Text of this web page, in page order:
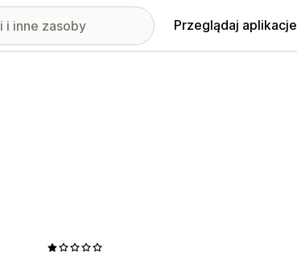
Przeglądaj aplikacje